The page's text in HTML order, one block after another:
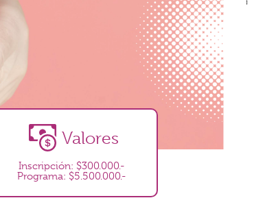
Valores
Inscripción: $300.000.-
Programa: $5.500.000.-